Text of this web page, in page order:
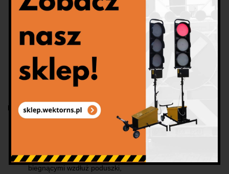
solidna konstrukcja nośna służąca do montażu osłony
dyszel o regulowanej wysokości w zakresie 90 do 110cm
zaczep oczkowy o średnicy otworu 40mm
hamulec postojowy
szczelnie zamknięta skrzynia służąca do bezpiecznego
przechowywania akumulatora
koło zapasowe
oświetlenie zgodne z wymogami kodeksu drogowego
Poduszka zderzeniowa
wykonana z materiałów absorbujących energię kinetyczną
pierwsza - zderzak połączony z aluminiowymi profilami
biegnącymi wzdłuż poduszki,